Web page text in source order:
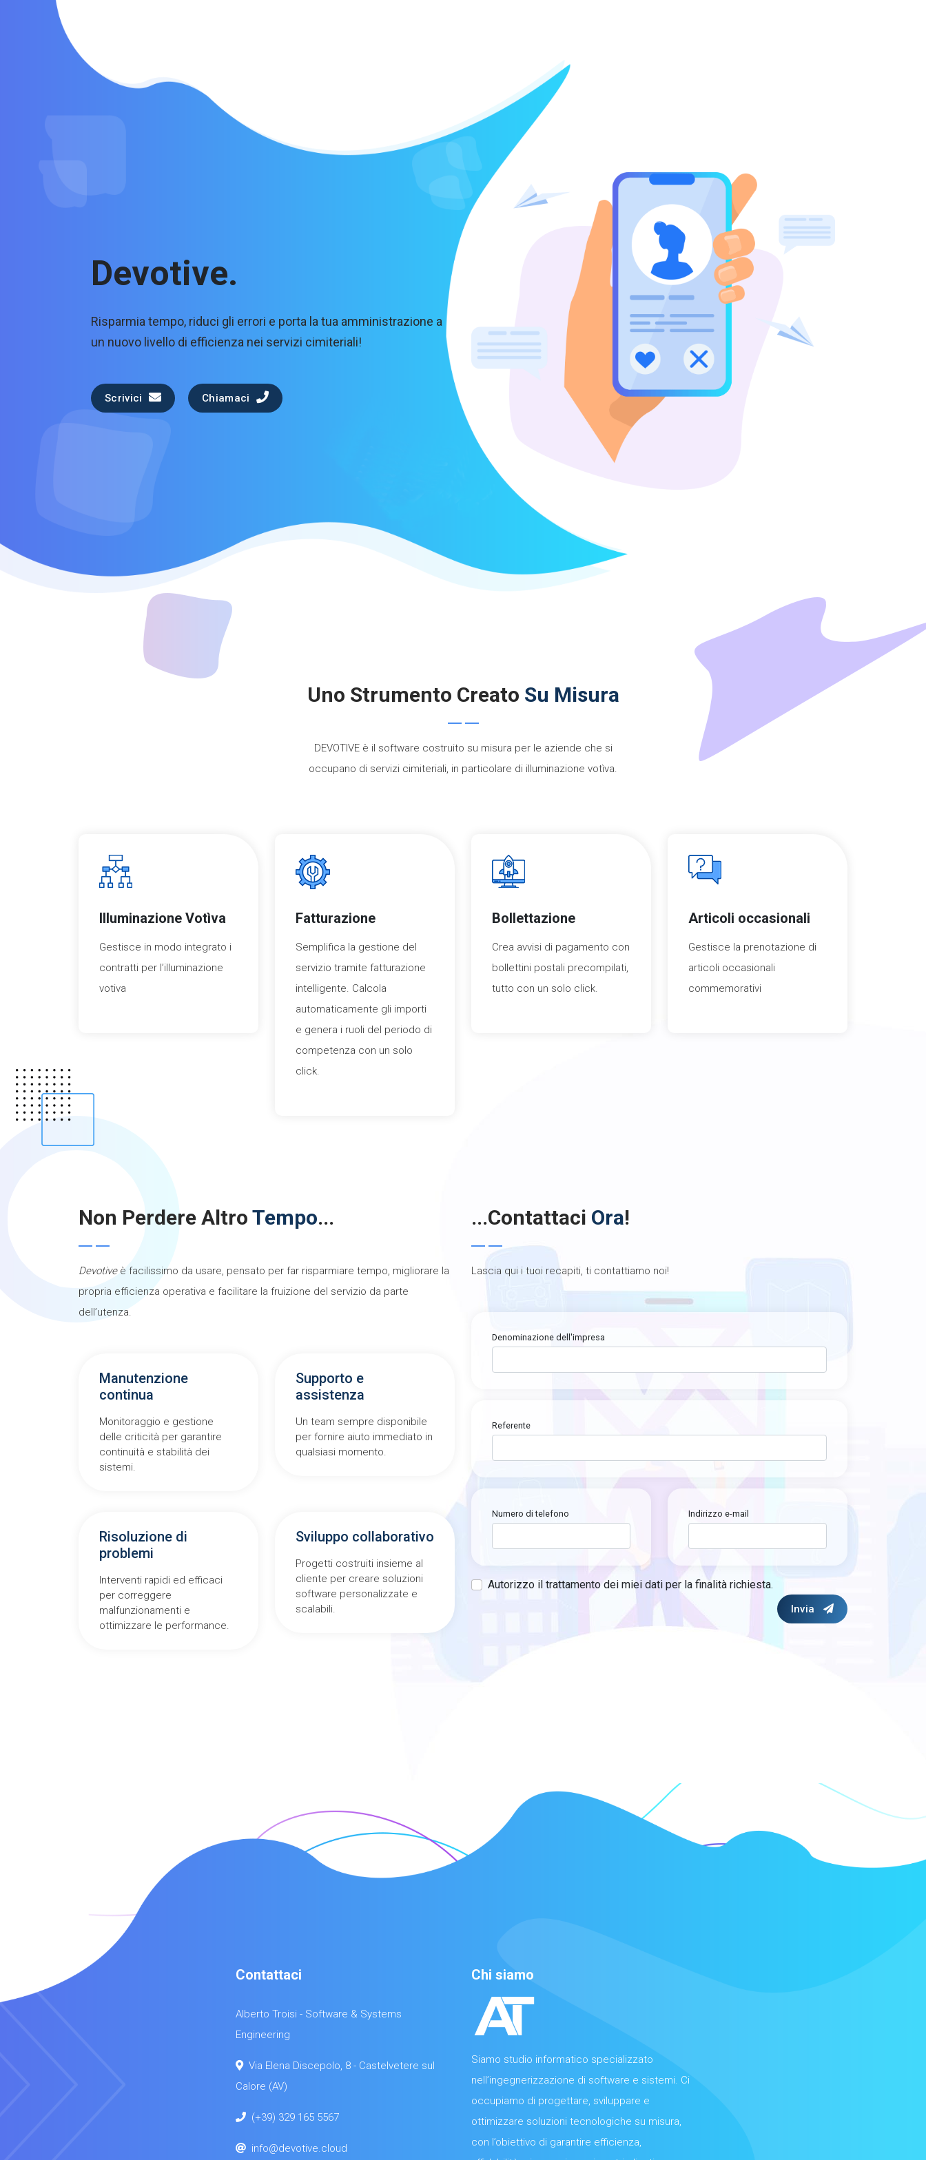
Devotive.
Risparmia tempo, riduci gli errori e porta la tua amministrazione a
un nuovo livello di efficienza nei servizi cimiteriali!
Scrivici Chiamaci
Uno Strumento Creato Su Misura
DEVOTIVE è il software costruito su misura per le aziende che si
occupano di servizi cimiteriali, in particolare di illuminazione votìva.
Illuminazione Votìva
Gestisce in modo integrato i
contratti per l’illuminazione
votiva
Fatturazione
Semplifica la gestione del
servizio tramite fatturazione
intelligente. Calcola
automaticamente gli importi
e genera i ruoli del periodo di
competenza con un solo
click.
Bollettazione
Crea avvisi di pagamento con
bollettini postali precompilati,
tutto con un solo click.
Articoli occasionali
Gestisce la prenotazione di
articoli occasionali
commemorativi
Non Perdere Altro Tempo...
Devotiveè facilissimo da usare, pensato per far risparmiare tempo, migliorare la
propria efficienza operativa e facilitare la fruizione del servizio da parte
dell’utenza.
Manutenzione
continua
Monitoraggio e gestione
delle criticità per garantire
continuità e stabilità dei
sistemi.
Supporto e
assistenza
Un team sempre disponibile
per fornire aiuto immediato in
qualsiasi momento.
Risoluzione di
problemi
Interventi rapidi ed efficaci
per correggere
malfunzionamenti e
ottimizzare le performance.
Sviluppo collaborativo
Progetti costruiti insieme al
cliente per creare soluzioni
software personalizzate e
scalabili.
...contattaci Ora!
Lascia qui i tuoi recapiti, ti contattiamo noi!
Denominazione dell'impresa
Referente
Numero di telefono Indirizzo e-mail
Autorizzo il trattamento dei miei dati per la finalità richiesta.
Invia
Contattaci
Alberto Troisi - Software & Systems
Engineering
Via Elena Discepolo, 8 - Castelvetere sul
Calore (AV)
(+39) 329 165 5567
info@devotive.cloud
Chi siamo
Siamo studio informatico specializzato
nell’ingegnerizzazione di software e sistemi. Ci
occupiamo di progettare, sviluppare e
ottimizzare soluzioni tecnologiche su misura,
con l’obiettivo di garantire efficienza,